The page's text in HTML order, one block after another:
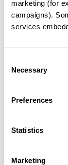
marketing (for
campaigns).
services
Selection
Necessary
Preferences
Statistics
Marketing
문의하기
미진단된 경우에
최신 유전학
블로그와 뉴스